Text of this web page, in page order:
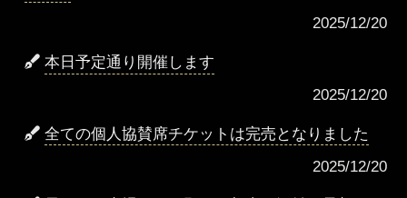
2025/12/20
本日予定通り開催します
2025/12/20
全ての個人協賛席チケットは完売となりました
2025/12/20